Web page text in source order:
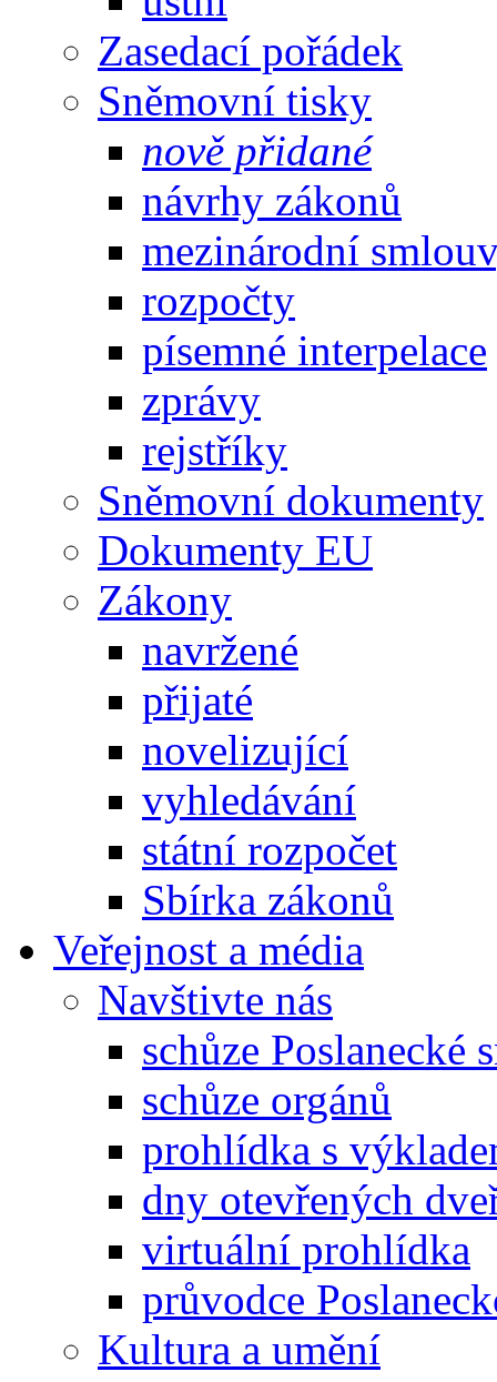
Zasedací pořádek
Sněmovní tisky
nově přidané
návrhy zákonů
mezinárodní
rozpočty
písemné interpelace
zprávy
rejstříky
Sněmovní dokumenty
Dokumenty EU
Zákony
navržené
přijaté
novelizující
vyhledávání
státní rozpočet
Sbírka zákonů
Veřejnost a média
Navštivte nás
schůze Poslanecké
schůze orgánů
prohlídka s
dny otevřených
virtuální prohlídka
průvodce
Kultura a umění